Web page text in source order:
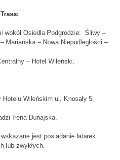
Trasa:
wokół Osiedla Podgrodzie: Śliwy –
Mariańska – Nowa Niepodległości –
– Hotel Wileński.
Hotelu Wileńskim ul. Knosały 5.
Irena Dunajska.
jest posiadanie latarek
lub zwykłych.